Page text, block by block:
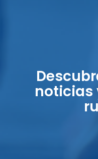
noticias